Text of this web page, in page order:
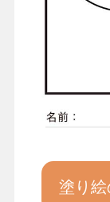
塗り